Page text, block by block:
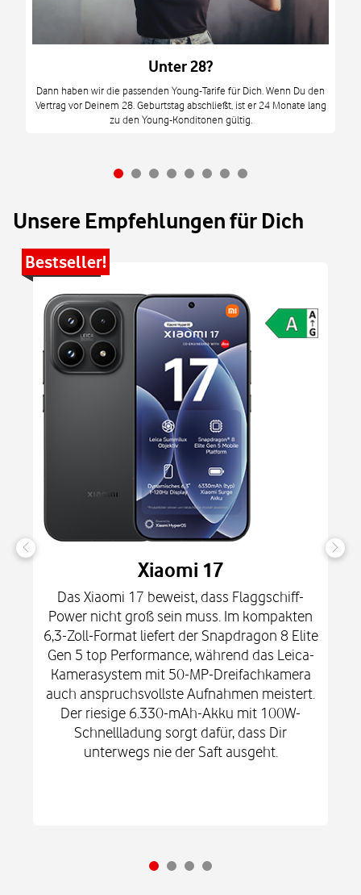
Unter 28?
Dann haben wir die passenden Young-Tarife für Dich. Wenn Du den
Vertrag vor Deinem 28. Geburtstag abschließt, ist er 24 Monate lang
zu den Young-Konditonen gültig.
Unsere Empfehlungen für Dich
Bestseller!
Xiaomi 17
Das Xiaomi 17 beweist, dass Flaggschiff-
Power nicht groß sein muss. Im kompakten
6,3-Zoll-Format liefert der Snapdragon 8 Elite
Gen 5 top Performance, während das Leica-
Kamerasystem mit 50-MP-Dreifachkamera
auch anspruchsvollste Aufnahmen meistert.
Der riesige 6.330-mAh-Akku mit 100W-
Schnellladung sorgt dafür, dass Dir
unterwegs nie der Saft ausgeht.